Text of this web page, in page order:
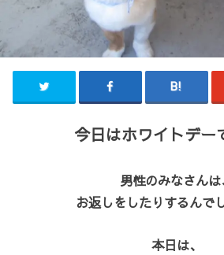
今日はホワイトデー
男性のみなさんは
お返しをしたりするんで
本日は、